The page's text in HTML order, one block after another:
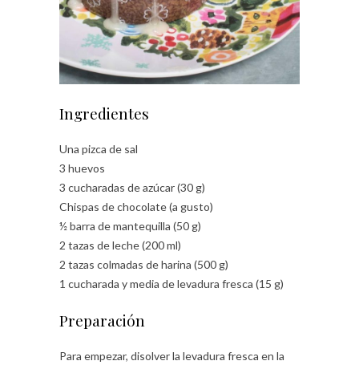
Ingredientes
Una pizca de sal
3 huevos
3 cucharadas de azúcar (30 g)
Chispas de chocolate (a gusto)
½ barra de mantequilla (50 g)
2 tazas de leche (200 ml)
2 tazas colmadas de harina (500 g)
1 cucharada y media de levadura fresca (15 g)
Preparación
Para empezar, disolver la levadura fresca en la